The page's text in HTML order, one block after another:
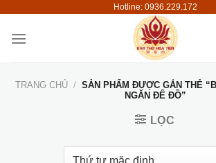
content
Hotline: 0936.229.172
TRANG CHỦ / SẢN PHẨM ĐƯỢC GẮN THẺ
NGĂN ĐỂ ĐỒ”
LỌC